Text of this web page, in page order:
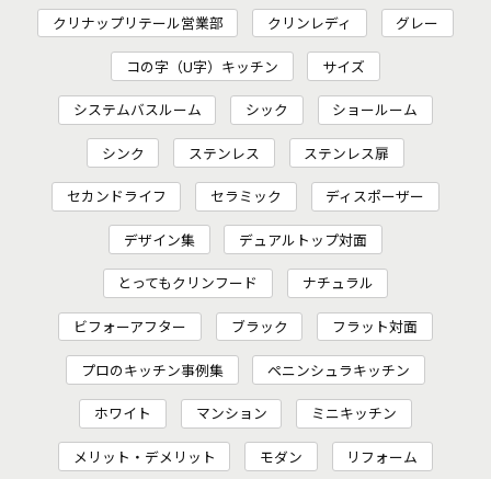
クリナップリテール営業部 クリンレディ グレー
コの字（U字）キッチン サイズ
システムバスルーム シック ショールーム
シンク ステンレス ステンレス扉
セカンドライフ セラミック ディスポーザー
デザイン集 デュアルトップ対面
とってもクリンフード ナチュラル
ビフォーアフター ブラック フラット対面
プロのキッチン事例集 ペニンシュラキッチン
ホワイト マンション ミニキッチン
メリット・デメリット モダン リフォーム